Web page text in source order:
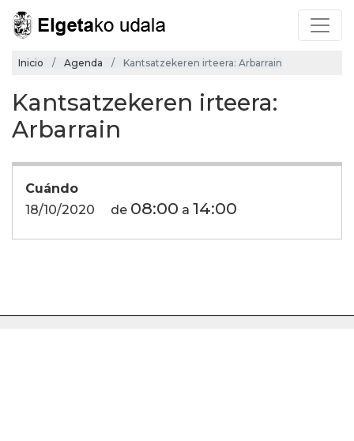
Inicio Agenda Kantsatzekeren irteera: Arbarrain
Kantsatzekeren irteera:
Arbarrain
Cuándo
18/10/2020
de 08:00 a 14:00